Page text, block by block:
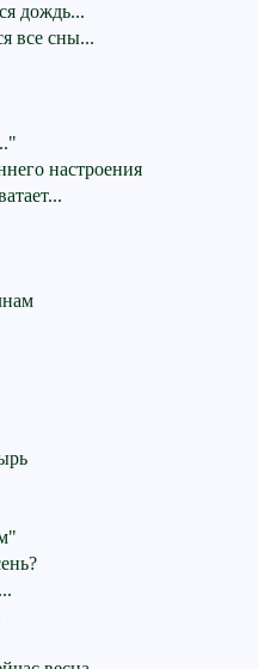
дождь...
все сны...
настроения